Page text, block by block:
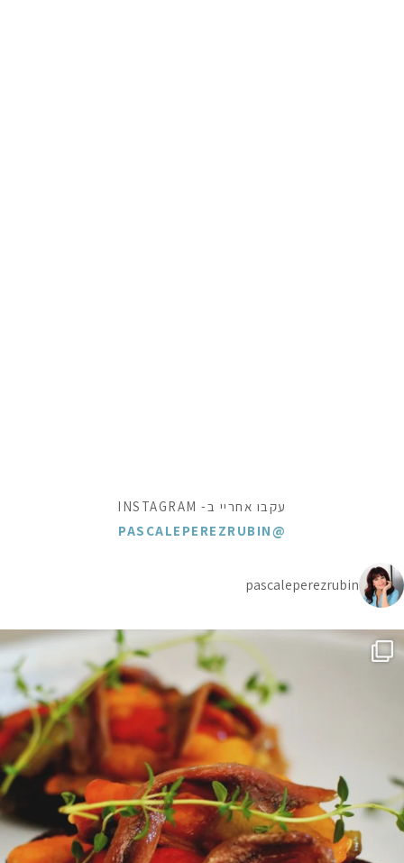
עקבו אחריי ב- INSTAGRAM
@PASCALEPEREZRUBIN
pascaleperezrubin